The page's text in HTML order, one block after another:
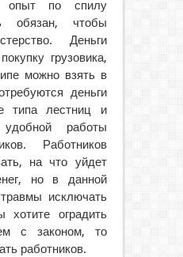
опыт по спилу
обязан, чтобы
Деньги
грузовика,
можно взять в
деньги
типа лестниц и
работы
Работников
на что уйдет
но в данной
исключать
оградить
с законом, то
работников.